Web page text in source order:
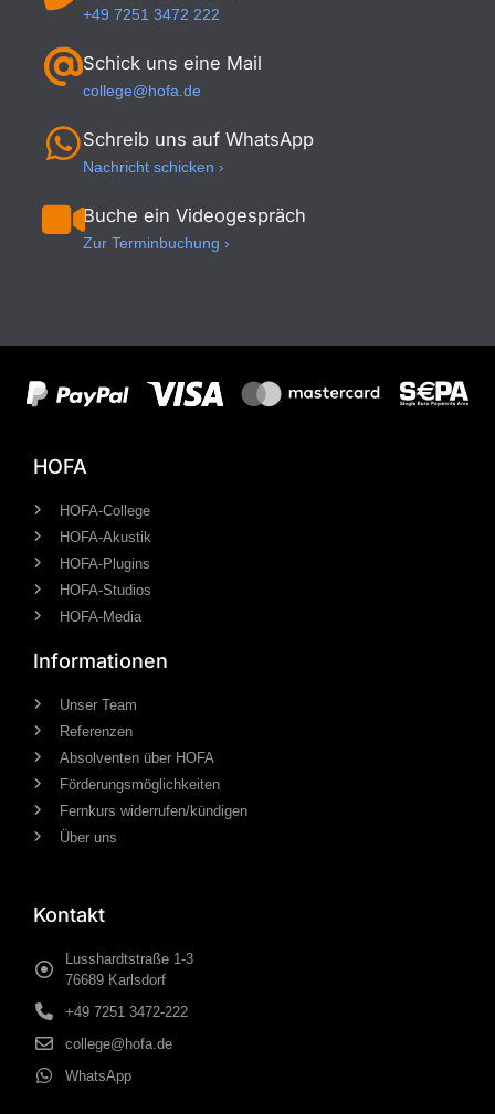
+49 7251 3472 222
Schick uns eine Mail
college@hofa.de
Schreib uns auf WhatsApp
Nachricht schicken ›
Buche ein Videogespräch
Zur Terminbuchung ›
HOFA
HOFA-College
HOFA-Akustik
HOFA-Plugins
HOFA-Studios
HOFA-Media
Informationen
Unser Team
Referenzen
Absolventen über HOFA
Förderungsmöglichkeiten
Fernkurs widerrufen/kündigen
Über uns
Kontakt
Lusshardtstraße 1-3
76689 Karlsdorf
+49 7251 3472-222
college@hofa.de
WhatsApp